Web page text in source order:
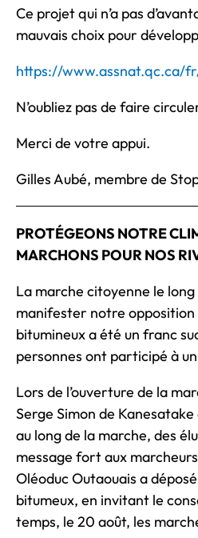
Ce projet qui n’a pas
mauvais choix pour
https://www.assnat.qc.ca/
N’oubliez pas de faire
Merci de votre appui.
Gilles Aubé, membre de
PROTÉGEONS NOTRE
MARCHONS POUR NOS
La marche citoyenne le
manifester notre opposition
bitumineux a été un franc
personnes ont participé à
Lors de l’ouverture de la
Serge Simon de
au long de la marche, des
message fort aux
Oléoduc Outaouais a
bitumeux, en invitant le
temps, le 20 août, les